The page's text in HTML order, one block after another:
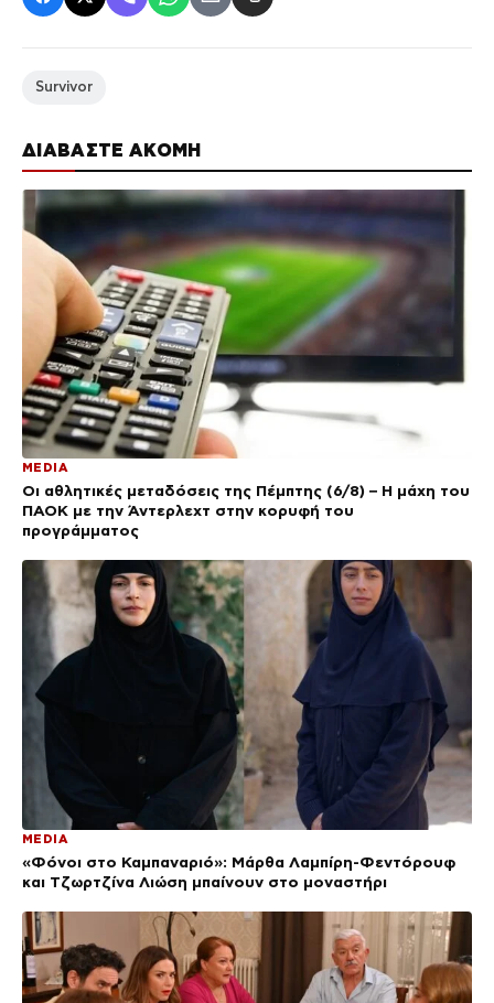
ΔΙΑΒΑΣΤΕ ΑΚΟΜΗ
MEDIA
Οι αθλητικές μεταδόσεις της Πέμπτης (6/8) – Η μάχη του
ΠΑΟΚ με την Άντερλεχτ στην κορυφή του
προγράμματος
MEDIA
«Φόνοι στο Καμπαναριό»: Μάρθα Λαμπίρη-Φεντόρουφ
και Τζωρτζίνα Λιώση μπαίνουν στο μοναστήρι
Survivor